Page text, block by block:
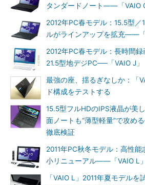
タンダードノート――「VAIO
2012年PC春モデル：15.5型
ルがラインアップを拡充――「
2012年PC春モデル：長時間
21.5型地デジPC──「VAIO J」
最強の座、揺るぎなしか：「
ド構成をテストする
15.5型フルHDのIPS液晶が美
面ノートも“薄型軽量”で攻め
徹底検証
2011年PC秋冬モデル：高性
小リニューアル――「VAIO L」
「VAIO L」2011年夏モデル